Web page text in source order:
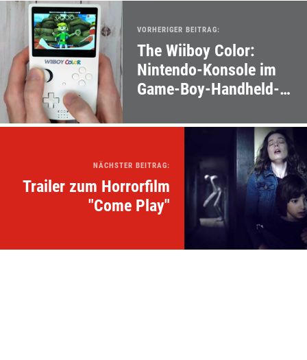
VORHERIGER BEITRAG:
The Wiiboy Color:
Nintendo-Konsole im
Game-Boy-Handheld-
NÄCHSTER BEITRAG:
Trailer zum Horrorfilm
"Come Play"